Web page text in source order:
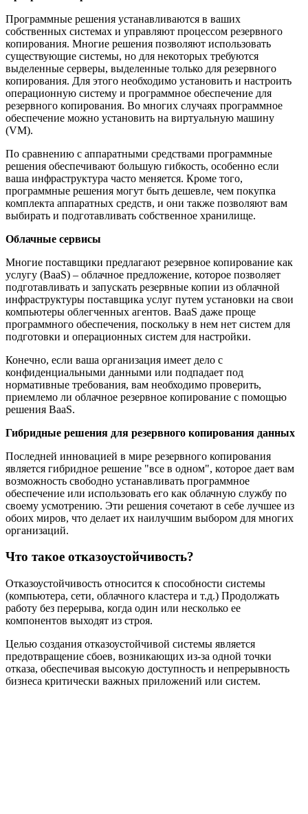
Программные решения устанавливаются в ваших
собственных системах и управляют процессом резервного
копирования. Многие решения позволяют использовать
существующие системы, но для некоторых требуются
выделенные серверы, выделенные только для резервного
копирования. Для этого необходимо установить и настроить
операционную систему и программное обеспечение для
резервного копирования. Во многих случаях программное
обеспечение можно установить на виртуальную машину
(VM).
По сравнению с аппаратными средствами программные
решения обеспечивают большую гибкость, особенно если
ваша инфраструктура часто меняется. Кроме того,
программные решения могут быть дешевле, чем покупка
комплекта аппаратных средств, и они также позволяют вам
выбирать и подготавливать собственное хранилище.
Облачные сервисы
Многие поставщики предлагают резервное копирование как
услугу (BaaS) – облачное предложение, которое позволяет
подготавливать и запускать резервные копии из облачной
инфраструктуры поставщика услуг путем установки на свои
компьютеры облегченных агентов. BaaS даже проще
программного обеспечения, поскольку в нем нет систем для
подготовки и операционных систем для настройки.
Конечно, если ваша организация имеет дело с
конфиденциальными данными или подпадает под
нормативные требования, вам необходимо проверить,
приемлемо ли облачное резервное копирование с помощью
решения BaaS.
Гибридные решения для резервного копирования данных
Последней инновацией в мире резервного копирования
является гибридное решение "все в одном", которое дает вам
возможность свободно устанавливать программное
обеспечение или использовать его как облачную службу по
своему усмотрению. Эти решения сочетают в себе лучшее из
обоих миров, что делает их наилучшим выбором для многих
организаций.
Что такое отказоустойчивость?
Отказоустойчивость относится к способности системы
(компьютера, сети, облачного кластера и т.д.) Продолжать
работу без перерыва, когда один или несколько ее
компонентов выходят из строя.
Целью создания отказоустойчивой системы является
предотвращение сбоев, возникающих из-за одной точки
отказа, обеспечивая высокую доступность и непрерывность
бизнеса критически важных приложений или систем.